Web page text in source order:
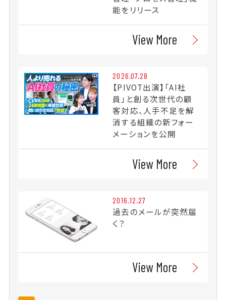
能をリリース
View More
2026.07.28
【PIVOT出演】「AI社
員」と創る次世代の顧
客対応、人手不足を解
消する組織の新フォー
メーションを公開
View More
2016.12.27
過去のメールが突然届
く？
View More